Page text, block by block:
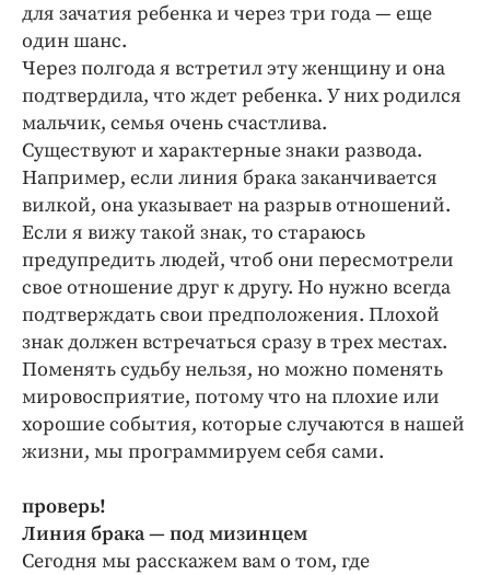
для зачатия ребенка и через три года — еще
один шанс.
Через полгода я встретил эту женщину и она
подтвердила, что ждет ребенка. У них родился
мальчик, семья очень счастлива.
Существуют и характерные знаки развода.
Например, если линия брака заканчивается
вилкой, она указывает на разрыв отношений.
Если я вижу такой знак, то стараюсь
предупредить людей, чтоб они пересмотрели
свое отношение друг к другу. Но нужно всегда
подтверждать свои предположения. Плохой
знак должен встречаться сразу в трех местах.
Поменять судьбу нельзя, но можно поменять
мировосприятие, потому что на плохие или
хорошие события, которые случаются в нашей
жизни, мы программируем себя сами.
проверь!
Линия брака — под мизинцем
Сегодня мы расскажем вам о том, где